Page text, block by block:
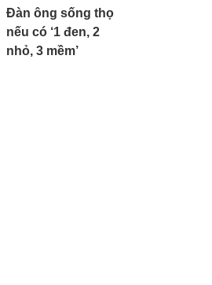
đến
Đàn ông sống thọ
nếu có ‘1 đen, 2
nhỏ, 3 mềm’